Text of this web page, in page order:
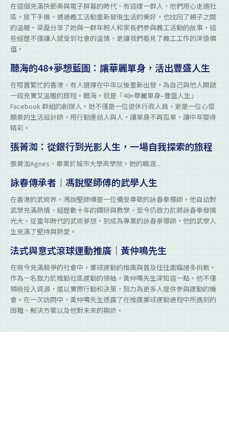
在這個充滿快節奏與電子屏幕的時代，有這樣一群人，他們用心走進社
區，放下手機，通過義工活動重新發現生活的美好，也找回了親子之間
的溫暖。梁磊分享了她與一群年輕人和家長們參與義工活動的故事，這
些經歷不僅讓人感受到社會的溫情，更讓我們看見了義工工作的深遠價
值。
聽海的48+夢想藍圖：讓華麗單身，活出豐盛人生
在喧囂繁忙的香港，有人選擇在中年以後重新出發，為自己與他人開啟
一段充實又溫暖的旅程。聽海，就是「48+華麗單身–豐盛人生」
Facebook 群組的創辦人。她不僅是一位退休行政人員，更是一位心懷
願景的生活設計師，用行動連結人與人，讓單身不再孤單，讓中年變得
精彩。
張菁洳：從銀行到光影人生，一場自我探索的旅程
張菁洳Agnes，畢業於城市大學商學院。她的職涯...
詠春傳承者｜馮銳堅師傅的武學人生
在香港的武術界，馮銳堅師傅是一位備受尊敬的詠春拳導師。他自幼對
武學充滿熱情，經歷數十年的鑽研與教學，至今仍致力於將詠春拳發揚
光大。從童年時代的武術夢想，到成為專業的詠春拳導師，他的武學人
生充滿了堅持與熱愛。
法式與意式滾球運動推廣｜黃仲鳴先生
在現今充滿競爭的社會中，擲球運動的推廣與普及往往面臨諸多挑戰。
作為一名致力於推動社區運動的領袖，黃仲鳴先生深知這一點。他不僅
積極投入資源，還以實際行動和決策，努力為更多人提供參與運動的機
會。在一次訪問中，黃仲鳴先生透露了在推廣擲球運動過程中所遇到的
困難、解決方案以及他對未來的期許。